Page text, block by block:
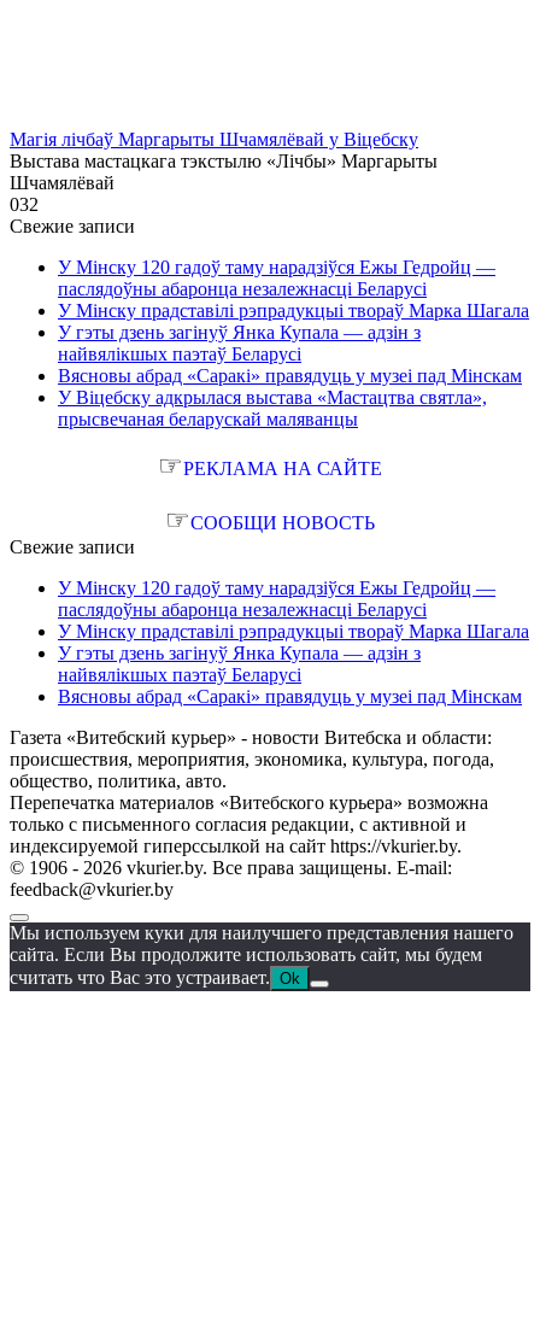
Магія лічбаў Маргарыты Шчамялёвай у Віцебску
Выстава мастацкага тэкстылю «Лічбы» Маргарыты
Шчамялёвай
032
Свежие записи
У Мінску 120 гадоў таму нарадзіўся Ежы Гедройц —
паслядоўны абаронца незалежнасці Беларусі
У Мінску прадставілі рэпрадукцыі твораў Марка Шагала
У гэты дзень загінуў Янка Купала — адзін з
найвялікшых паэтаў Беларусі
Вясновы абрад «Саракі» правядуць у музеі пад Мінскам
У Віцебску адкрылася выстава «Мастацтва святла»,
прысвечаная беларускай маляванцы
☞РЕКЛАМА НА САЙТЕ
☞СООБЩИ НОВОСТЬ
Свежие записи
У Мінску 120 гадоў таму нарадзіўся Ежы Гедройц —
паслядоўны абаронца незалежнасці Беларусі
У Мінску прадставілі рэпрадукцыі твораў Марка Шагала
У гэты дзень загінуў Янка Купала — адзін з
найвялікшых паэтаў Беларусі
Вясновы абрад «Саракі» правядуць у музеі пад Мінскам
Газета «Витебский курьер» - новости Витебска и области:
происшествия, мероприятия, экономика, культура, погода,
общество, политика, авто.
Перепечатка материалов «Витебского курьера» возможна
только с письменного согласия редакции, с активной и
индексируемой гиперссылкой на сайт https://vkurier.by.
© 1906 - 2026 vkurier.by. Все права защищены. E-mail:
feedback@vkurier.by
Мы используем куки для наилучшего представления нашего
сайта. Если Вы продолжите использовать сайт, мы будем
считать что Вас это устраивает. Ok